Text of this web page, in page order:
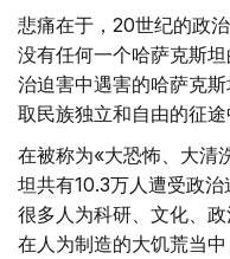
悲痛在于，20世纪的政
没有任何一个哈萨克斯
治迫害中遇害的哈萨克
取民族独立和自由的征途
在被称为«大恐怖、大清
坦共有10.3万人遭受政
很多人为科研、文化、
在人为制造的大饥荒当